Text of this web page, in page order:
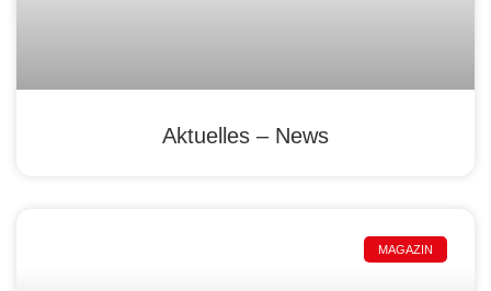
Aktuelles – News
MAGAZIN